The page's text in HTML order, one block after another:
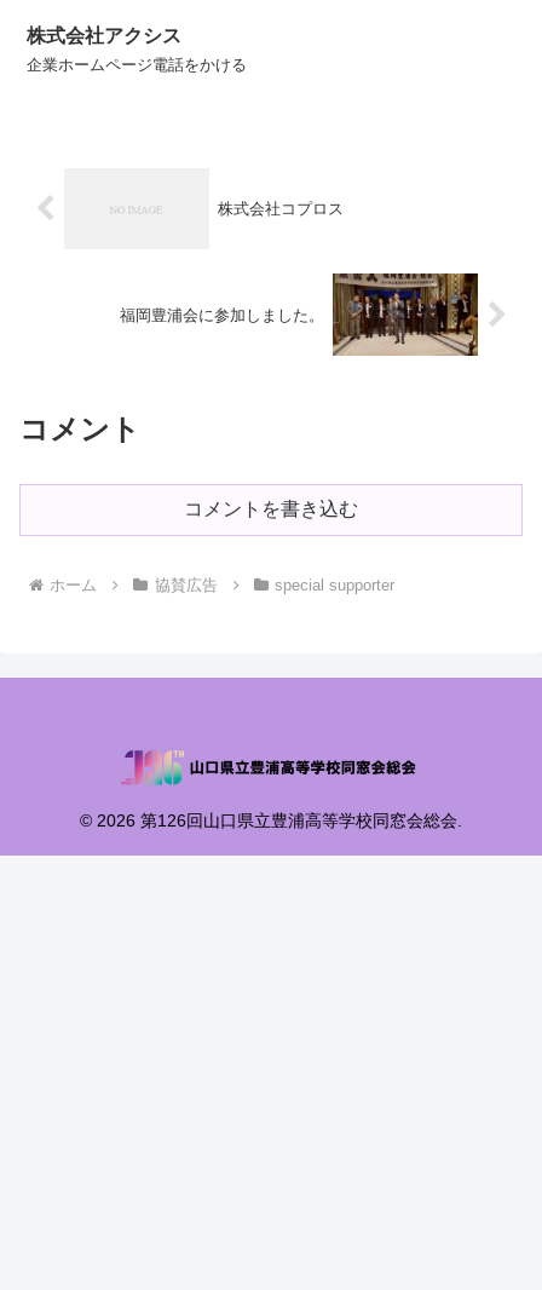
株式会社アクシス
企業ホームページ電話をかける
株式会社コプロス
福岡豊浦会に参加しました。
コメント
コメントを書き込む
ホーム 協賛広告 special supporter
© 2026 第126回山口県立豊浦高等学校同窓会総会.